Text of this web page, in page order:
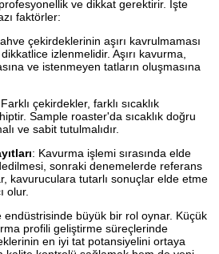
ve dikkat gerektirir. İşte
faktörler:
çekirdeklerinin aşırı kavrulmaması
izlenmelidir. Aşırı kavurma,
ve istenmeyen tatların oluşmasına
çekirdekler, farklı sıcaklık
Sample roaster'da sıcaklık doğru
ve sabit tutulmalıdır.
: Kavurma işlemi sırasında elde
sonraki denemelerde referans
kavuruculara tutarlı sonuçlar elde etme
olur.
endüstrisinde büyük bir rol oynar. Küçük
profili geliştirme süreçlerinde
en iyi tat potansiyelini ortaya